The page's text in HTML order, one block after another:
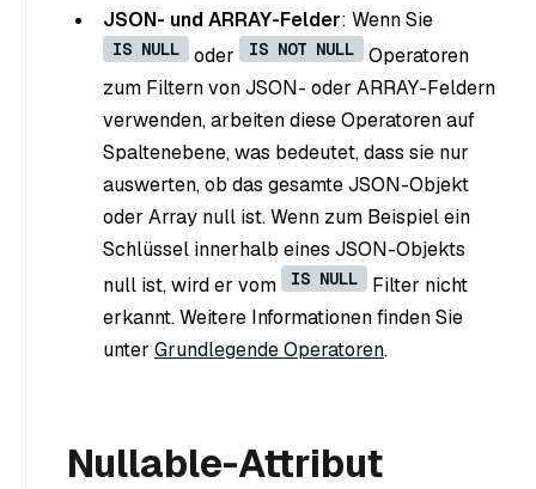
JSON- und ARRAY-Felder: Wenn Sie
IS NULL oder IS NOT NULL
Operatoren
zum Filtern von JSON- oder ARRAY-Feldern
verwenden, arbeiten diese Operatoren auf
Spaltenebene, was bedeutet, dass sie nur
auswerten, ob das gesamte JSON-Objekt
oder Array null ist. Wenn zum Beispiel ein
Schlüssel innerhalb eines JSON-Objekts
null ist, wird er vom
IS NULL
Filter nicht
erkannt. Weitere Informationen finden Sie
unter Grundlegende Operatoren.
Nullable-Attribut